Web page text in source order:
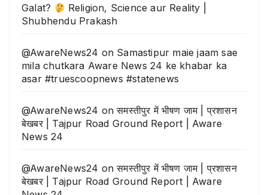
Galat?
Religion, Science aur Reality |
Shubhendu Prakash
@AwareNews24 on Samastipur maie jaam sae
mila chutkara Aware News 24 ke khabar ka
asar #truescoopnews #statenews
@AwareNews24 onसमस्तीपुर में भीषण जाम | प्रशासन
बेखबर | Tajpur Road Ground Report | Aware
News 24
@AwareNews24 onसमस्तीपुर में भीषण जाम | प्रशासन
बेखबर | Tajpur Road Ground Report | Aware